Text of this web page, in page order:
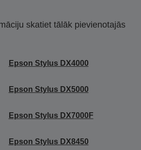
skatiet tālāk pievienotajās
Epson Stylus DX4000
Epson Stylus DX5000
Epson Stylus DX7000F
Epson Stylus DX8450